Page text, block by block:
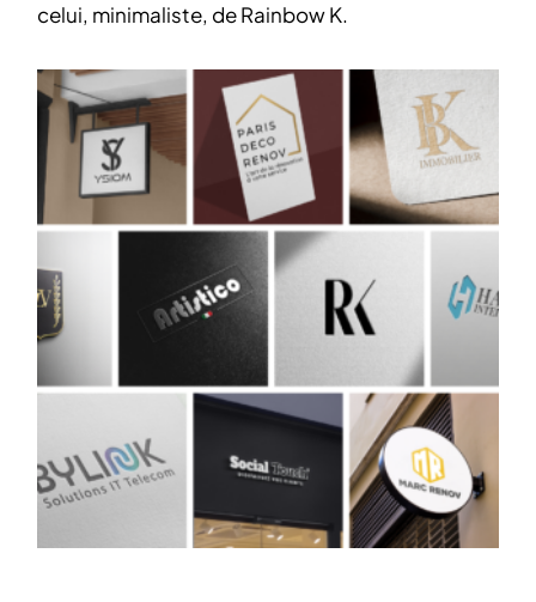
celui, minimaliste, de Rainbow K.